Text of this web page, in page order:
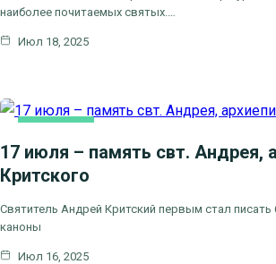
наиболее почитаемых святых.…
Июл 18, 2025
17 июля – память свт. Андрея,
Критского
Святитель Андрей Критский первым стал
каноны
Июл 16, 2025